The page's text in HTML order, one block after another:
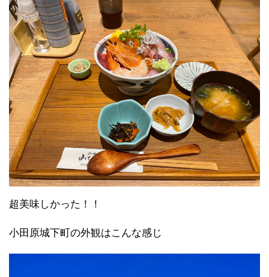
超美味しかった！！
小田原城下町の外観はこんな感じ